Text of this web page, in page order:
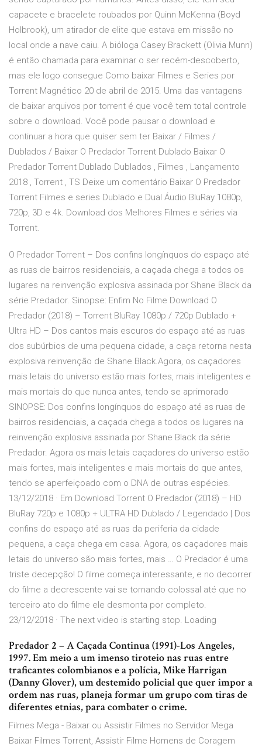
capacete e bracelete roubados por Quinn McKenna (Boyd
Holbrook), um atirador de elite que estava em missão no
local onde a nave caiu. A bióloga Casey Brackett (Olivia Munn)
é então chamada para examinar o ser recém-descoberto,
mas ele logo consegue Como baixar Filmes e Series por
Torrent Magnético 20 de abril de 2015. Uma das vantagens
de baixar arquivos por torrent é que você tem total controle
sobre o download. Você pode pausar o download e
continuar a hora que quiser sem ter Baixar / Filmes /
Dublados / Baixar O Predador Torrent Dublado Baixar O
Predador Torrent Dublado Dublados , Filmes , Lançamento
2018 , Torrent , TS Deixe um comentário Baixar O Predador
Torrent Filmes e series Dublado e Dual Áudio BluRay 1080p,
720p, 3D e 4k. Download dos Melhores Filmes e séries via
Torrent.
O Predador Torrent – Dos confins longínquos do espaço até
as ruas de bairros residenciais, a caçada chega a todos os
lugares na reinvenção explosiva assinada por Shane Black da
série Predador. Sinopse: Enfim No Filme Download O
Predador (2018) – Torrent BluRay 1080p / 720p Dublado +
Ultra HD – Dos cantos mais escuros do espaço até as ruas
dos subúrbios de uma pequena cidade, a caça retorna nesta
explosiva reinvenção de Shane Black.Agora, os caçadores
mais letais do universo estão mais fortes, mais inteligentes e
mais mortais do que nunca antes, tendo se aprimorado
SINOPSE: Dos confins longínquos do espaço até as ruas de
bairros residenciais, a caçada chega a todos os lugares na
reinvenção explosiva assinada por Shane Black da série
Predador. Agora os mais letais caçadores do universo estão
mais fortes, mais inteligentes e mais mortais do que antes,
tendo se aperfeiçoado com o DNA de outras espécies.
13/12/2018 · Em Download Torrent O Predador (2018) – HD
BluRay 720p e 1080p + ULTRA HD Dublado / Legendado | Dos
confins do espaço até as ruas da periferia da cidade
pequena, a caça chega em casa. Agora, os caçadores mais
letais do universo são mais fortes, mais … O Predador é uma
triste decepção! O filme começa interessante, e no decorrer
do filme a decrescente vai se tornando colossal até que no
terceiro ato do filme ele desmonta por completo.
23/12/2018 · The next video is starting stop. Loading
Predador 2 – A Caçada Continua (1991)-Los Angeles,
1997. Em meio a um imenso tiroteio nas ruas entre
traficantes colombianos e a polícia, Mike Harrigan
(Danny Glover), um destemido policial que quer impor a
ordem nas ruas, planeja formar um grupo com tiras de
diferentes etnias, para combater o crime.
Filmes Mega - Baixar ou Assistir Filmes no Servidor Mega
Baixar Filmes Torrent, Assistir Filme Homens de Coragem